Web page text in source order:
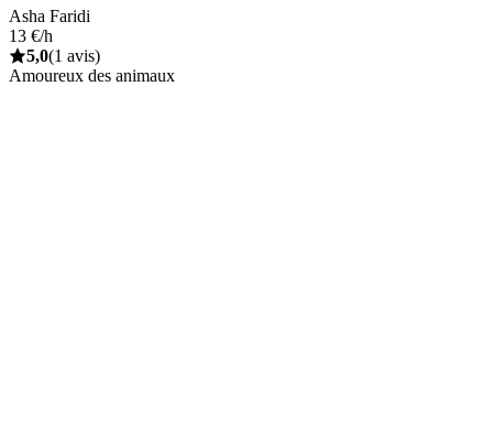
Asha Faridi
13 €/h
5,0(1 avis)
Amoureux des animaux